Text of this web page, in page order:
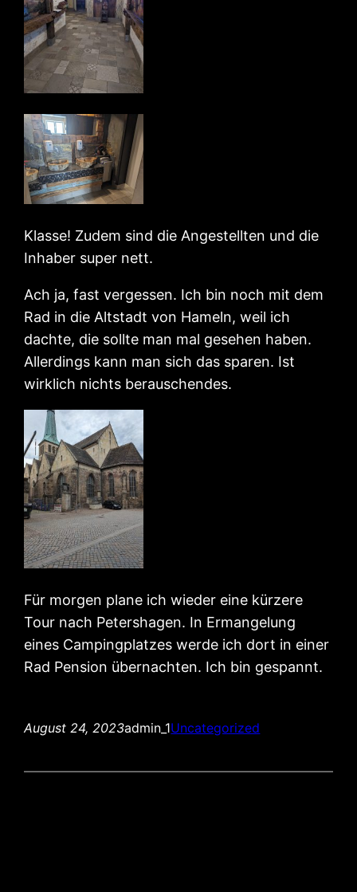
Klasse! Zudem sind die Angestellten und die
Inhaber super nett.
Ach ja, fast vergessen. Ich bin noch mit dem
Rad in die Altstadt von Hameln, weil ich
dachte, die sollte man mal gesehen haben.
Allerdings kann man sich das sparen. Ist
wirklich nichts berauschendes.
Für morgen plane ich wieder eine kürzere
Tour nach Petershagen. In Ermangelung
eines Campingplatzes werde ich dort in einer
Rad Pension übernachten. Ich bin gespannt.
August 24, 2023admin_1Uncategorized